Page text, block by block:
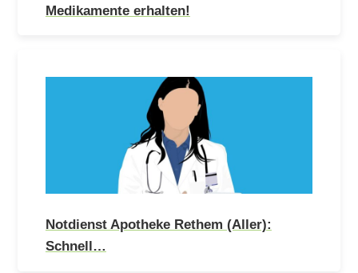
Medikamente erhalten!
Notdienst Apotheke Rethem (Aller):
Schnell…